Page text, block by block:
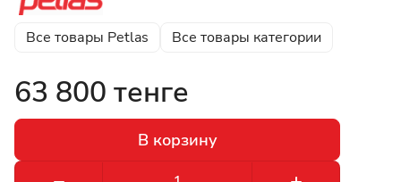
Все товары Petlas Все товары категории
63 800 тенге
В корзину